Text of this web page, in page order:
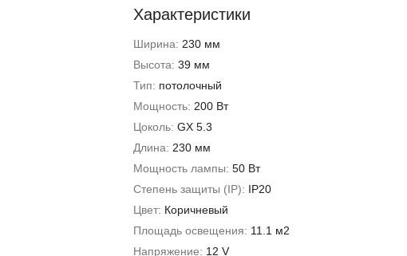
Характеристики
Ширина: 230 мм
Высота: 39 мм
Тип: потолочный
Мощность: 200 Вт
Цоколь: GX 5.3
Длина: 230 мм
Мощность лампы: 50 Вт
Степень защиты (IP): IP20
Цвет: Коричневый
Площадь освещения: 11.1 м2
Напряжение: 12 V